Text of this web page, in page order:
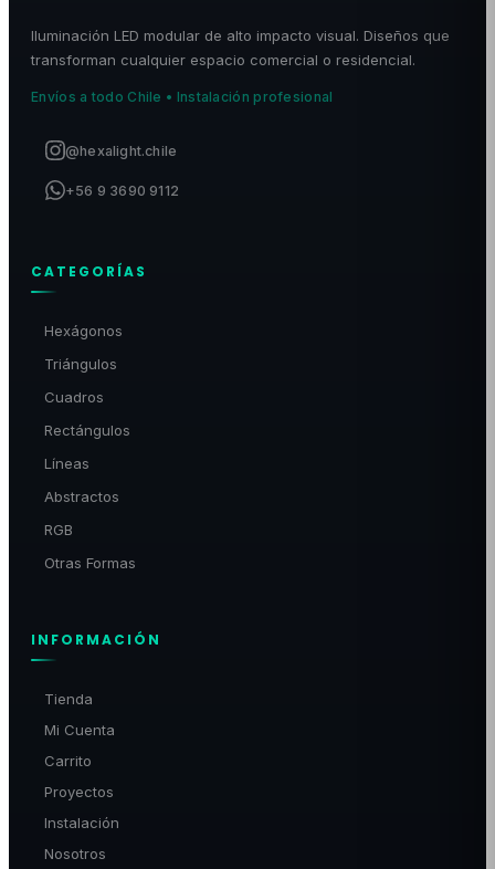
Iluminación LED modular de alto impacto visual. Diseños que
transforman cualquier espacio comercial o residencial.
Envíos a todo Chile • Instalación profesional
@hexalight.chile
+56 9 3690 9112
CATEGORÍAS
Hexágonos
Triángulos
Cuadros
Rectángulos
Líneas
Abstractos
RGB
Otras Formas
INFORMACIÓN
Tienda
Mi Cuenta
Carrito
Proyectos
Instalación
Nosotros